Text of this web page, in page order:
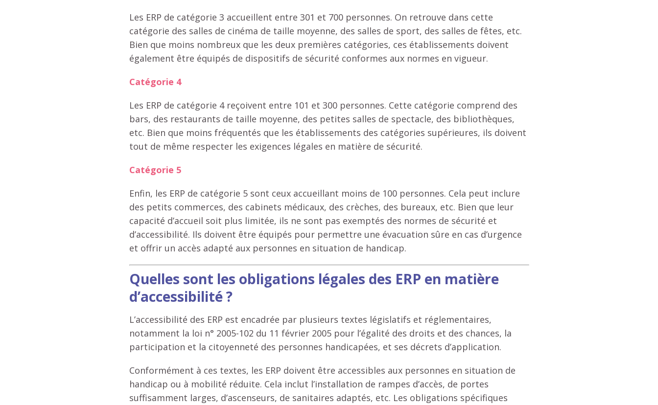
Les ERP de catégorie 3 accueillent entre 301 et 700 personnes. On retrouve dans cette
catégorie des salles de cinéma de taille moyenne, des salles de sport, des salles de fêtes, etc.
Bien que moins nombreux que les deux premières catégories, ces établissements doivent
également être équipés de dispositifs de sécurité conformes aux normes en vigueur.
Catégorie 4
Les ERP de catégorie 4 reçoivent entre 101 et 300 personnes. Cette catégorie comprend des
bars, des restaurants de taille moyenne, des petites salles de spectacle, des bibliothèques,
etc. Bien que moins fréquentés que les établissements des catégories supérieures, ils doivent
tout de même respecter les exigences légales en matière de sécurité.
Catégorie 5
Enfin, les ERP de catégorie 5 sont ceux accueillant moins de 100 personnes. Cela peut inclure
des petits commerces, des cabinets médicaux, des crèches, des bureaux, etc. Bien que leur
capacité d’accueil soit plus limitée, ils ne sont pas exemptés des normes de sécurité et
d’accessibilité. Ils doivent être équipés pour permettre une évacuation sûre en cas d’urgence
et offrir un accès adapté aux personnes en situation de handicap.
Quelles sont les obligations légales des ERP en matière
d’accessibilité ?
L’accessibilité des ERP est encadrée par plusieurs textes législatifs et réglementaires,
notamment la loi n° 2005-102 du 11 février 2005 pour l’égalité des droits et des chances, la
participation et la citoyenneté des personnes handicapées, et ses décrets d’application.
Conformément à ces textes, les ERP doivent être accessibles aux personnes en situation de
handicap ou à mobilité réduite. Cela inclut l’installation de rampes d’accès, de portes
suffisamment larges, d’ascenseurs, de sanitaires adaptés, etc. Les obligations spécifiques